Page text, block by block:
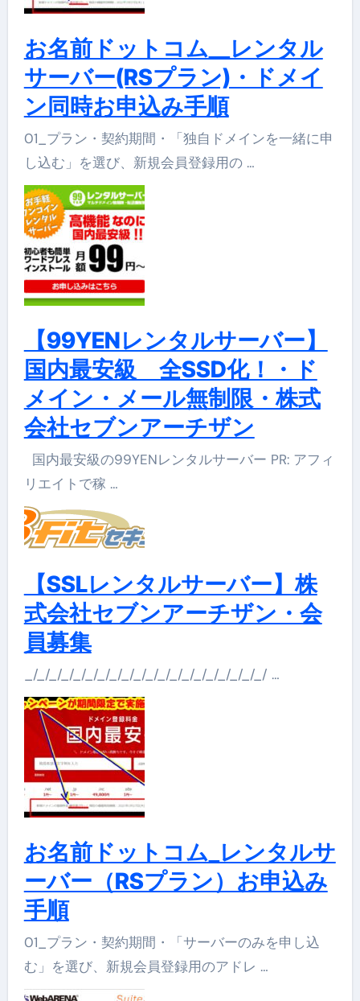
お名前ドットコム__レンタル
サーバー(RSプラン)・ドメイ
ン同時お申込み手順
01_プラン・契約期間・「独自ドメインを一緒に申
し込む」を選び、新規会員登録用の …
【99YENレンタルサーバー】
国内最安級 全SSD化！・ド
メイン・メール無制限・株式
会社セブンアーチザン
国内最安級の99YENレンタルサーバー PR: アフィ
リエイトで稼 …
【SSLレンタルサーバー】株
式会社セブンアーチザン・会
員募集
_/_/_/_/_/_/_/_/_/_/_/_/_/_/_/_/_/_/_/_/ …
お名前ドットコム_レンタルサ
ーバー（RSプラン）お申込み
手順
01_プラン・契約期間・「サーバーのみを申し込
む」を選び、新規会員登録用のアドレ …